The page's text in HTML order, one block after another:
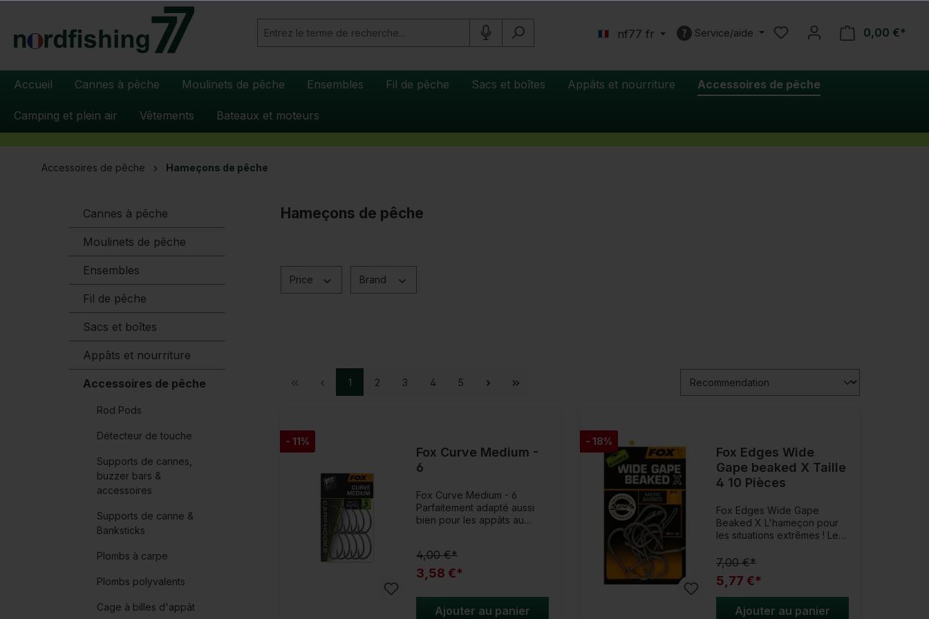
Passer à la navigation principale
nf77 fr Service/aide 0,00 €*
Accueil Cannes à pêche Moulinets de pêche Ensembles Fil de pêche Sacs et boîtes Appâts et nourriture Accessoires de pêche
Camping et plein air Vêtements Bateaux et moteurs
Accessoires de pêche Hameçons de pêche
Cannes à pêche
Moulinets de pêche
Ensembles
Fil de pêche
Sacs et boîtes
Appâts et nourriture
Accessoires de pêche
Rod Pods
Détecteur de touche
Supports de cannes,
buzzer bars &
accessoires
Supports de canne &
Banksticks
Plombs à carpe
Plombs polyvalents
Cage à billes d'appât
Hameçons de pêche
Price Brand
1 2 3 4 5
- 11%
Fox Curve Medium -
6
Fox Curve Medium - 6
Parfaitement adapté aussi
bien pour les appâts au
UpCes hameçons sont tous
fabriqués selon les normes
élevées de la série Premium
Fox Edges Arma Point. Le
revêtement PTFE non
4,00 €*
3,58 €*
Ajouter au panier
- 18%
Fox Edges Wide
Gape beaked X Taille
4 10 Pièces
Fox Edges Wide Gape
Beaked X L'hameçon pour
les situations extrêmes ! Le
Beaked X est la version
extrêmement stable du
modèle d'hameçon Edges
Wide Gape Beaked.
L'hameçon super résistant
7,00 €*
5,77 €*
Ajouter au panier